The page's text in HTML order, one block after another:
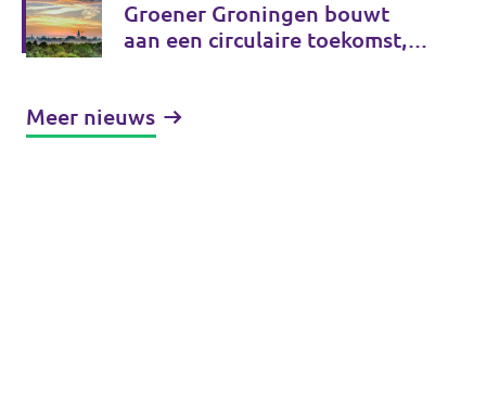
Groener Groningen bouwt
aan een circulaire toekomst,
Meer nieuws